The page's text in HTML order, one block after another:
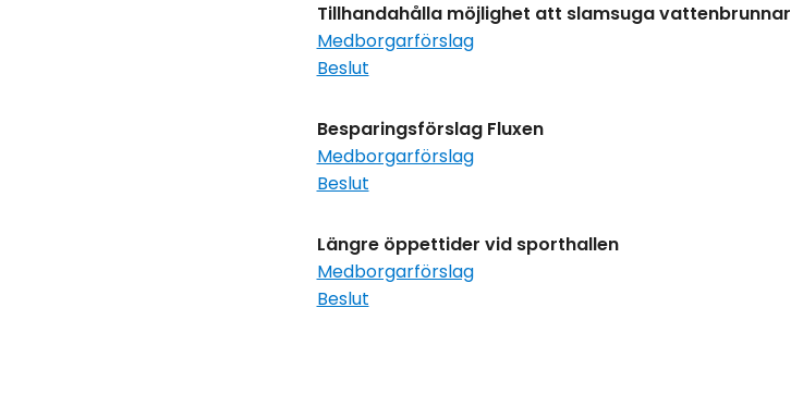
Tillhandahålla möjlighet att slamsuga vattenbrunnar
Medborgarförslag
Beslut
Besparingsförslag Fluxen
Medborgarförslag
Beslut
Längre öppettider vid sporthallen
Medborgarförslag
Beslut